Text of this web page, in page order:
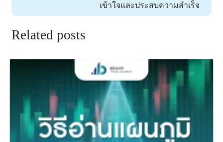
เข้าใจและประสบความสำเร็จ
Related posts